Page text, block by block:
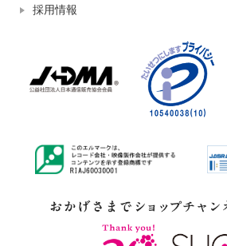
採用情報